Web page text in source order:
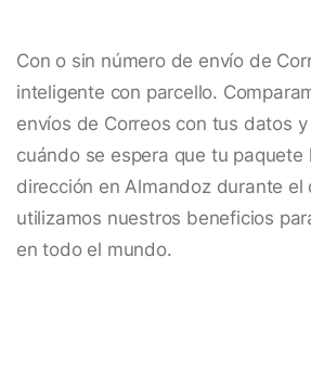
Con o sin número de envío de
inteligente con parcello.
envíos de Correos con tus datos
cuándo se espera que tu paquete
dirección en Almandoz durante el
utilizamos nuestros beneficios
en todo el mundo.